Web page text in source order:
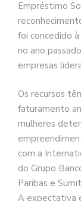
Empréstimo
foi concedido
no ano
empresas
Os recursos
faturamento
mulheres
com a
do Grupo
Paribas e
A expectativa